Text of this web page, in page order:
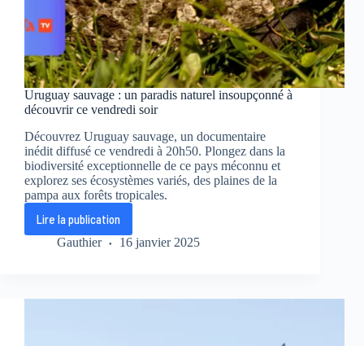
Uruguay sauvage : un paradis naturel insoupçonné à
découvrir ce vendredi soir
Découvrez Uruguay sauvage, un documentaire
inédit diffusé ce vendredi à 20h50. Plongez dans la
biodiversité exceptionnelle de ce pays méconnu et
explorez ses écosystèmes variés, des plaines de la
pampa aux forêts tropicales.
Lire la publication
Uruguay
sauvage
naturel
Gauthier 16 janvier 2025